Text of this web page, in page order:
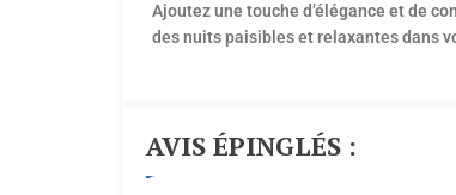
Ajoutez une touche d’élégance et de
des nuits paisibles et relaxantes dans
AVIS ÉPINGLÉS :